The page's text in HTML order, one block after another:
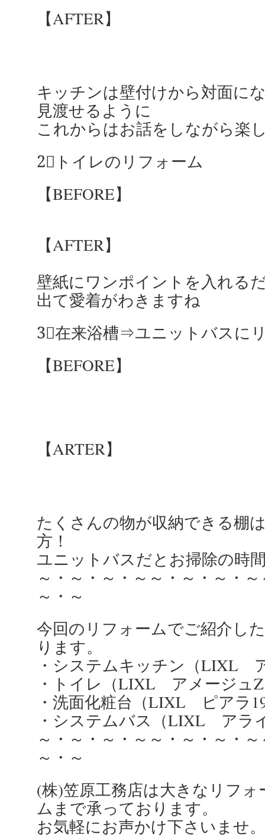
【AFTER】
キッチンは壁付けから対面に
見渡せるように
これからはお話をしながら楽
2⃣トイレのリフォーム
【BEFORE】
【AFTER】
壁紙にワンポイントを入れる
出て愛着がわきますね
3⃣在来浴槽⇒ユニットバスに
【BEFORE】
【ARTER】
たくさんの物が収納できる棚
方！
ユニットバスだとお掃除の時
～・～・～・～～・～・～・
～・～
今回のリフォームでご紹介し
ります。
・システムキッチン（LIXL
・トイレ（LIXL アメージュ
・洗面化粧台（LIXL ピアラ
・システムバス（LIXL アラ
～・～・～・～～・～・～・
～・～
(株)笠原工務店は大きなリフ
ムまで承っております。
お気軽にお声かけ下さいませ。